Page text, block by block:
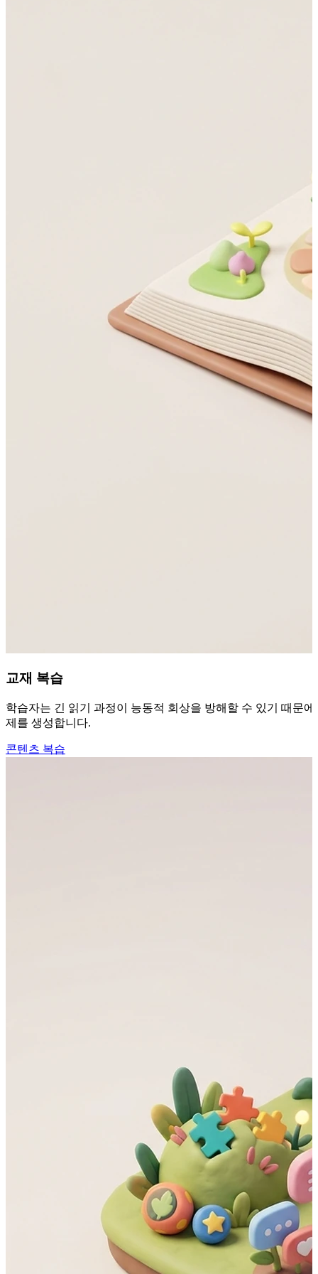
교재 복습
학습자는 긴 읽기 과정이 능동적 회상을 방해할 수 있기 때문
제를 생성합니다.
콘텐츠 복습